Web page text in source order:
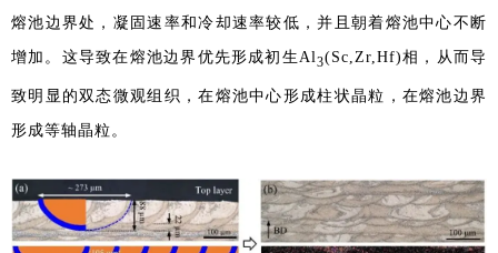
熔池边界处，凝固速率和冷却速率较低，并且朝着熔池中心不断
增加。这导致在熔池边界优先形成初生Al3(Sc,Zr,Hf)相，从而导
致明显的双态微观组织，在熔池中心形成柱状晶粒，在熔池边界
形成等轴晶粒。